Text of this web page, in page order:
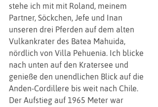
stehe ich mit mit Roland, meinem
Partner, Söckchen, Jefe und Inan
unseren drei Pferden auf dem alten
Vulkankrater des Batea Mahuida,
nördlich von Villa Pehuenia. Ich blicke
nach unten auf den Kratersee und
genieße den unendlichen Blick auf die
Anden-Cordillere bis weit nach Chile.
Der Aufstieg auf 1965 Meter war